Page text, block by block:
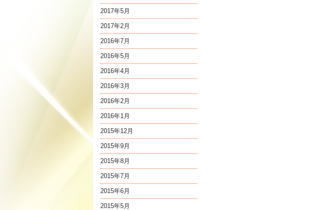
2017年5月
2017年2月
2016年7月
2016年5月
2016年4月
2016年3月
2016年2月
2016年1月
2015年12月
2015年9月
2015年8月
2015年7月
2015年6月
2015年5月